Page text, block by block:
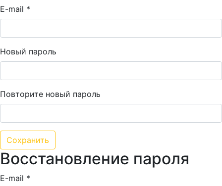
E-mail *
Новый пароль
Повторите новый пароль
Восстановление пароля
E-mail *